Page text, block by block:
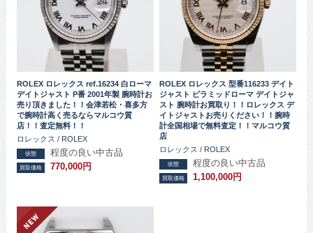
ROLEX ロレックス ref.16234 白ローマ
デイトジャスト P番 2001年製 腕時計お
売り頂きました！！会津若松・喜多方
で腕時計高く売るならマルコウ質
店！！査定無料！！
ロレックス / ROLEX
状態 程度の良い中古品
買取価格 770,000円
ROLEX ロレックス 型番116233 デイト
ジャスト ピラミッドローマ デイトジャ
スト 腕時計お買取り！！ロレックス デ
イトジャストお売りください！！腕時
計全国相場で無料査定！！マルコウ質
店
ロレックス / ROLEX
状態 程度の良い中古品
買取価格 1,100,000円